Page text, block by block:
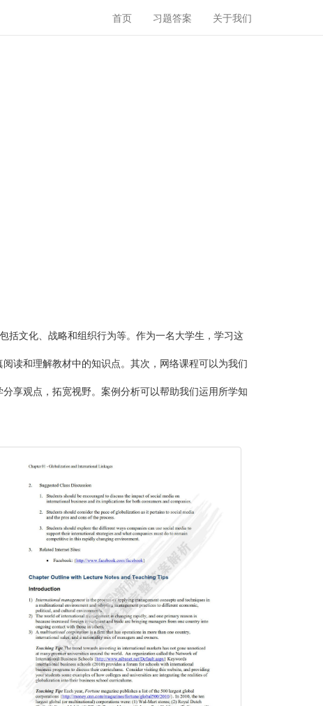
首页 习题答案 关于我们
括文化、战略和组织行为等。作为一名大学生，学习这
读和理解教材中的知识点。其次，网络课程可以为我们
享观点，拓宽视野。案例分析可以帮助我们运用所学知